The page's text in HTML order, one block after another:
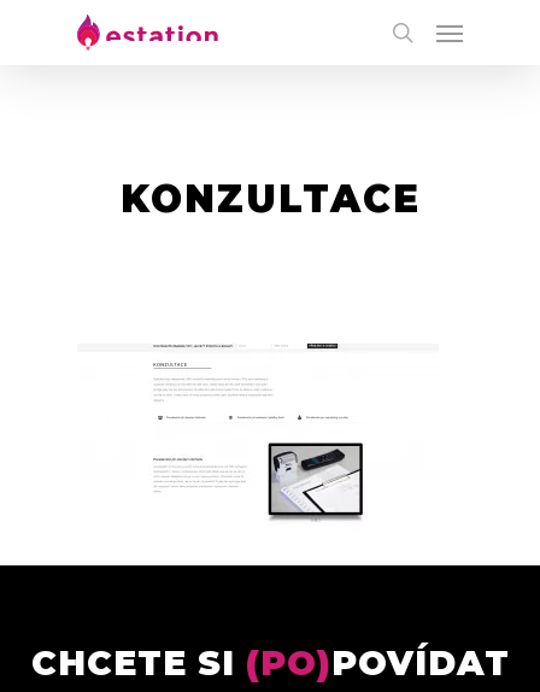
KONZULTACE
CHCETE SI (PO)POVÍDAT